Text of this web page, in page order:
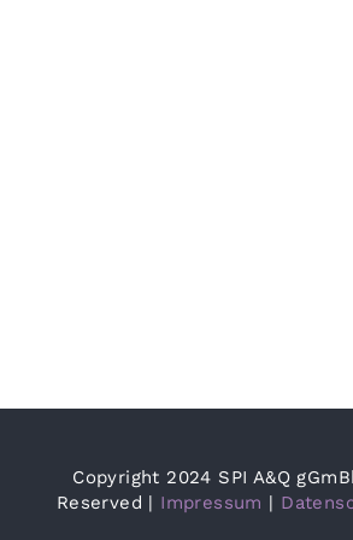
Copyright 2024 SPI A&Q
Reserved | Impressum |